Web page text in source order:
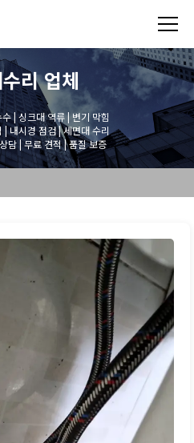
리업체
| 싱크대 역류 | 변기 막힘
| 내시경 점검 | 세면대 수리
담 | 무료 견적 | 품질 보증